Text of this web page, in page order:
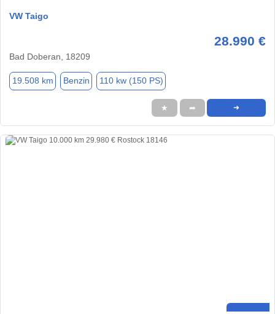
VW Taigo
28.990 €
Bad Doberan, 18209
19.508 km Benzin 110 kw (150 PS)
★ ➦ ➜